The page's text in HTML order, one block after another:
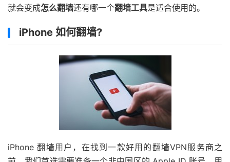
就会变成怎么翻墙还有哪一个翻墙工具是适合使用的。
iPhone 如何翻墙?
iPhone 翻墙用户，在找到一款好用的翻墙VPN服务商之